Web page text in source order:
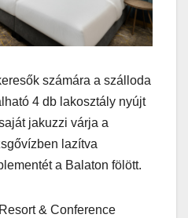
számára a szálloda
4 db lakosztály nyújt
jakuzzi várja a
lazítva
a Balaton fölött.
& Conference